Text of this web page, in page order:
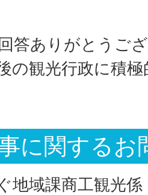
答ありがとうご
の観光行政に積
に関するお
地域課商工観光係